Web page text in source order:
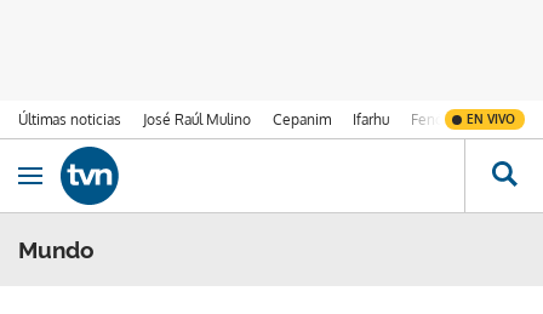
Últimas noticias José Raúl Mulino Cepanim Ifarhu Fenómeno de El
EN VIVO
Ir al contenido
Obrir navegació
Mundo